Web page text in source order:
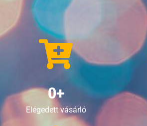
Elégedett vásárló
0+